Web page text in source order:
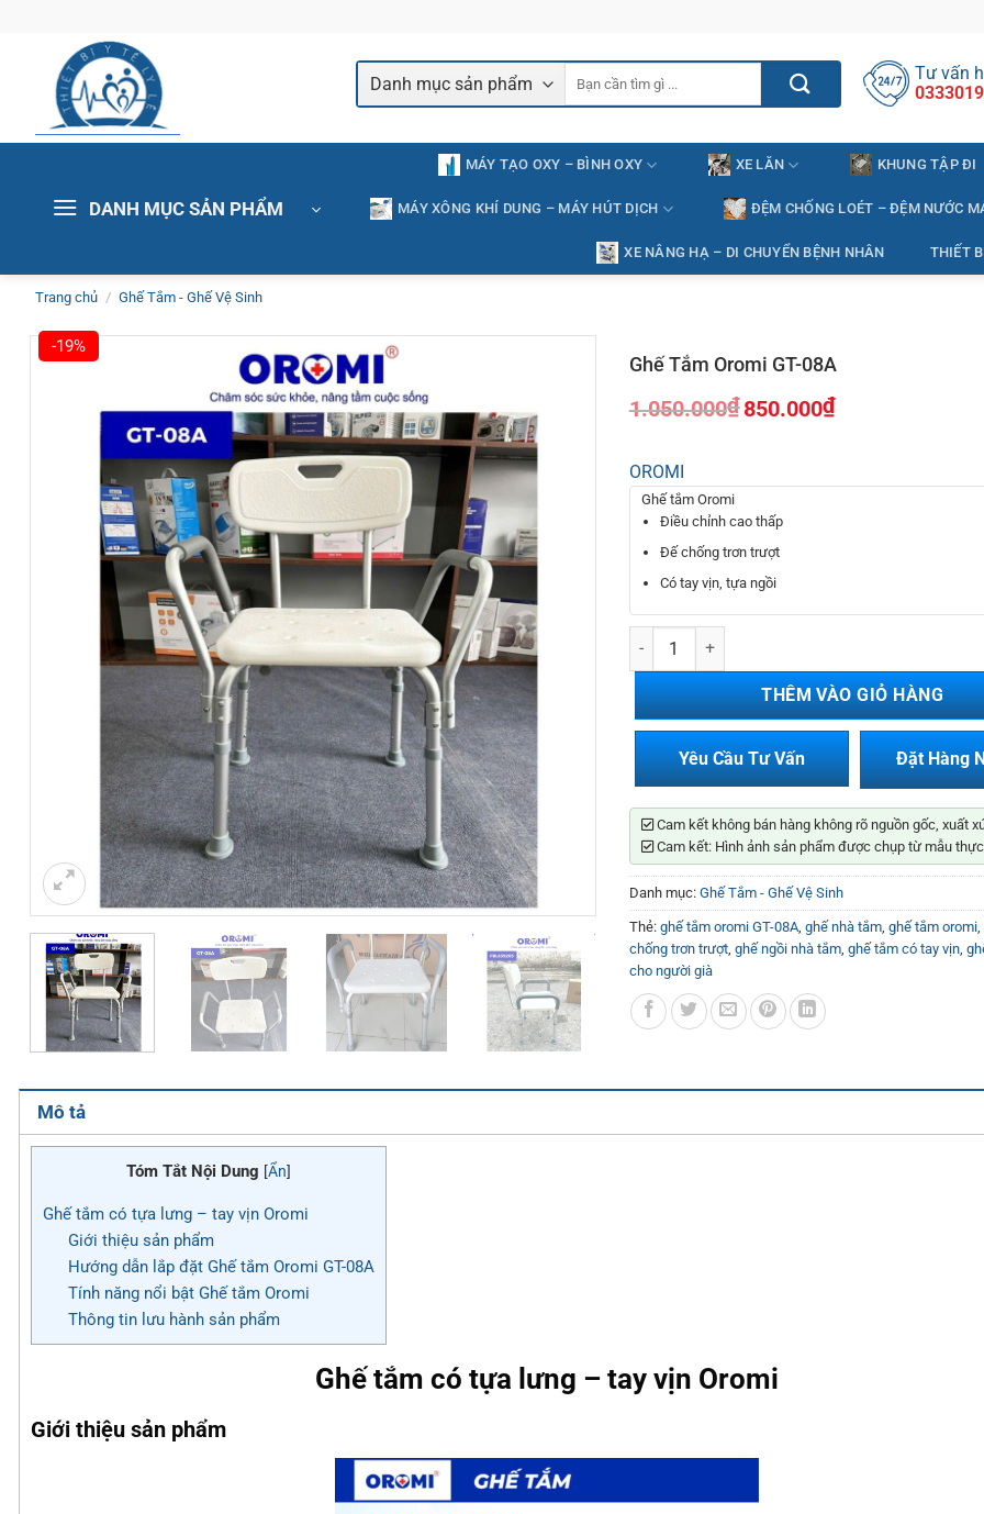
Tư vấn
DANH MỤC SẢN PHẨM
MÁY TẠO OXY – BÌNH OXY XE LĂN KHUNG TẬP ĐI
MÁY XÔNG KHÍ DUNG – MÁY HÚT DỊCH ĐỆM CHỐNG LOÉT – ĐỆM NƯỚC
XE NÂNG HẠ – DI CHUYỂN BỆNH NHÂN THIẾT
Trang chủ / Ghế Tắm - Ghế Vệ Sinh
-19%
Ghế Tắm Oromi GT-08A
1.050.000₫
là:
1.050.000₫.
850.000₫
tại
là:
850.000₫.
OROMI
Ghế tắm Oromi
Điều chỉnh cao thấp
Đế chống trơn trượt
Có tay vịn, tựa ngồi
Ghế Tắm Oromi GT-08A số lượng
THÊM VÀO GIỎ HÀNG
Yêu Cầu Tư Vấn Đặt Hàng
Cam kết không bán hàng không rõ nguồn gốc, xuất
Cam kết: Hình ảnh sản phẩm được chụp từ mẫu
Danh mục: Ghế Tắm - Ghế Vệ Sinh
Thẻ: ghế tắm oromi GT-08A, ghế nhà tắm, ghế tắm oromi,
chống trơn trượt, ghế ngồi nhà tắm, ghế tắm có tay vịn,
cho người già
Mô tả
Tóm Tắt Nội Dung [Ẩn]
Ghế tắm có tựa lưng – tay vịn Oromi
Giới thiệu sản phẩm
Hướng dẫn lắp đặt Ghế tắm Oromi GT-08A
Tính năng nổi bật Ghế tắm Oromi
Thông tin lưu hành sản phẩm
Ghế tắm có tựa lưng – tay vịn Oromi
Giới thiệu sản phẩm